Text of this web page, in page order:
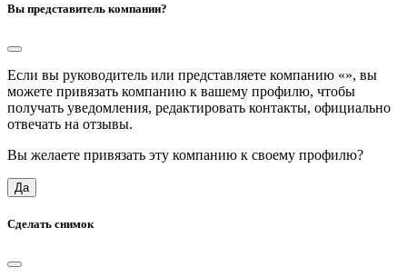
Вы представитель компании?
Если вы руководитель или представляете компанию «», вы
можете привязать компанию к вашему профилю, чтобы
получать уведомления, редактировать контакты, официально
отвечать на отзывы.
Вы желаете привязать эту компанию к своему профилю?
Да
Сделать снимок